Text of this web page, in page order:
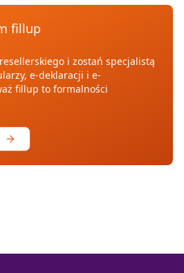
fillup
i zostań specjalistą
e-deklaracji i e-
fillup to formalności